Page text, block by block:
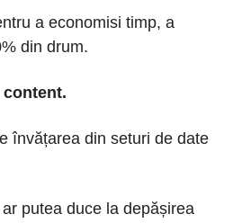
a economisi timp, a
din drum.
învățarea din seturi de date
putea duce la depășirea